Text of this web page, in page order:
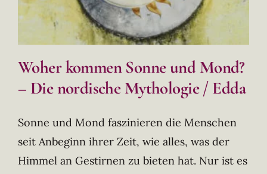
Woher kommen Sonne und Mond?
– Die nordische Mythologie / Edda
Sonne und Mond faszinieren die Menschen
seit Anbeginn ihrer Zeit, wie alles, was der
Himmel an Gestirnen zu bieten hat. Nur ist es